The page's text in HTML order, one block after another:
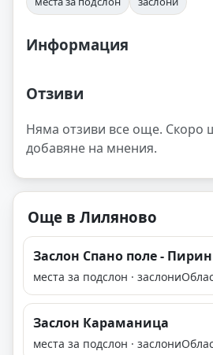
Информация
Отзиви
Няма отзиви все още. Скоро
добавяне на мнения.
Още в Лиляново
Заслон Спано поле - Пирин
места за подслон · заслони
Заслон Караманица
места за подслон · заслони